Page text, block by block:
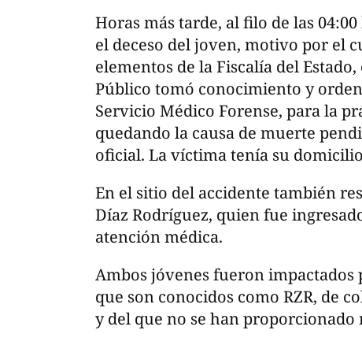
Horas más tarde, al filo de las
el deceso del joven, motivo por el
elementos de la Fiscalía del
Público tomó conocimiento y
Servicio Médico Forense, para la
quedando la causa de muerte
oficial. La víctima tenía su
En el sitio del accidente también
Díaz Rodríguez, quien fue
atención médica.
Ambos jóvenes fueron
que son conocidos como RZR, de
y del que no se han